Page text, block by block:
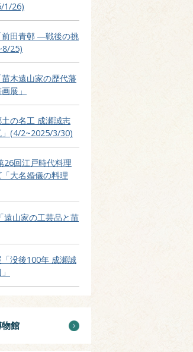
1/26)
前田青邨 ―戦後の挑
25)
木遠山家の歴代藩
展」
の名工 成瀬誠志
」(4/2~2025/3/30)
26回江戸時代料理
大名婚儀の料理
遠山家の工芸品と苗
没後100年 成瀬誠
館